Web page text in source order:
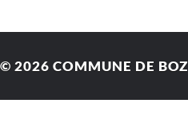
© 2026 COMMUNE DE BOZ